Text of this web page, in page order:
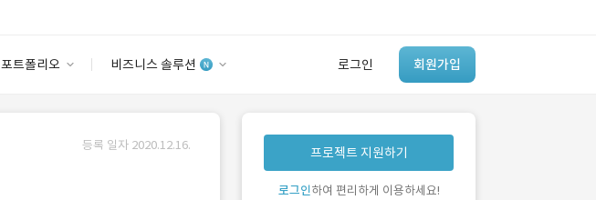
포트폴리오 비즈니스 솔루션 로그인 회원가입
안심 코드 케어
유사사례 검색 AI
‘이런 거’ 만들어본
개발 회사 있어?
등록 일자 2020.12.16. 프로젝트 지원하기
로그인하여 편리하게 이용하세요!